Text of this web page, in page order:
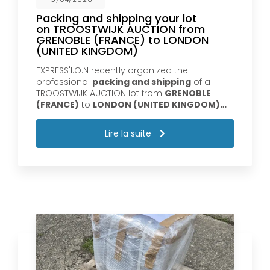
Packing and shipping your lot
on TROOSTWIJK AUCTION from
GRENOBLE (FRANCE) to LONDON
(UNITED KINGDOM)
EXPRESS'I.O.N recently organized the
professional packing and shipping of a
TROOSTWIJK AUCTION lot from GRENOBLE
(FRANCE) to LONDON (UNITED KINGDOM)…
Lire la suite